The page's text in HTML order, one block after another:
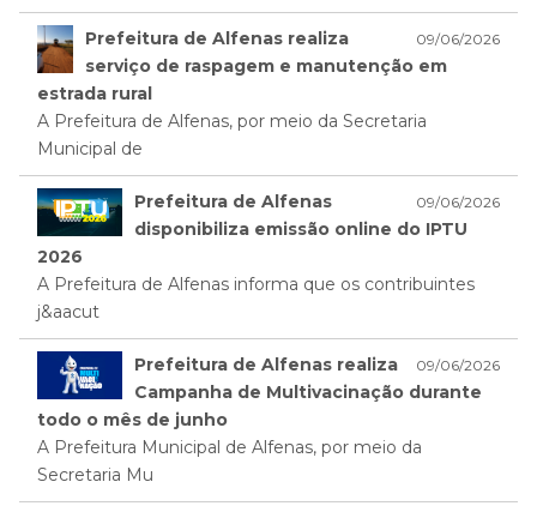
09/06/2026
Prefeitura de Alfenas realiza
serviço de raspagem e manutenção em
estrada rural
A Prefeitura de Alfenas, por meio da Secretaria
Municipal de
09/06/2026
Prefeitura de Alfenas
disponibiliza emissão online do IPTU
2026
A Prefeitura de Alfenas informa que os contribuintes
j&aacut
09/06/2026
Prefeitura de Alfenas realiza
Campanha de Multivacinação durante
todo o mês de junho
A Prefeitura Municipal de Alfenas, por meio da
Secretaria Mu